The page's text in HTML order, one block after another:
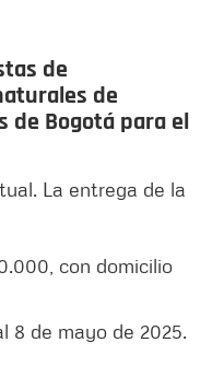
de
de
de Bogotá para el
La entrega de la
con domicilio
8 de mayo de 2025.